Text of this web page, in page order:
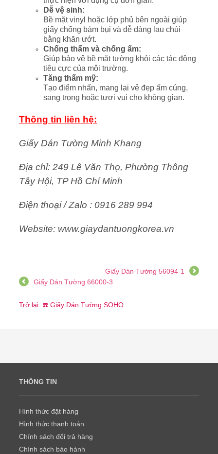
Dễ vệ sinh:
Bề mặt vinyl hoặc lớp phủ bên ngoài giúp
giấy chống bám bụi và dễ dàng lau chùi
bằng khăn ướt.
Chống thấm và chống ẩm:
Giúp bảo vệ bề mặt tường khỏi các tác động
tiêu cực của môi trường.
Tăng thẩm mỹ:
Tạo điểm nhấn, mang lại vẻ đẹp ấm cúng,
sang trọng hoặc tươi vui cho không gian.
Thông tin liên hệ:
Giấy Dán Tường Minh Khang
Địa chỉ: 249 Lê Văn Thọ, Phường Thông
Tây Hội, TP Hồ Chí Minh
Điện thoại / Zalo : 0916 289 994
Website: www.giaydantuongkorea.vn
Giấy Dán Tường 56094-1
Giấy Dán Tường 66000-3
Trở lại: ☎️ Giấy Dán Tường SOHO
THÔNG TIN
Hình thức đặt hàng
Hình thức thanh toán
Chính sách đổi trả hàng
Chính sách bảo hành